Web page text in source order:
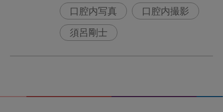
口腔内写真 口腔内撮影
須呂剛士